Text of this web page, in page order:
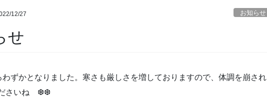
12/27 お知らせ
せ
ずかとなりました。寒さも厳しさを増しておりますので、体調を崩され
ださいね ❆❆